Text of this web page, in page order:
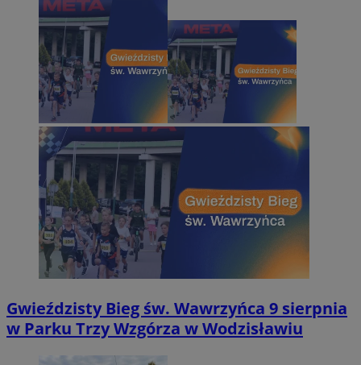
Gwieździsty Bieg św. Wawrzyńca 9 sierpnia
w Parku Trzy Wzgórza w Wodzisławiu